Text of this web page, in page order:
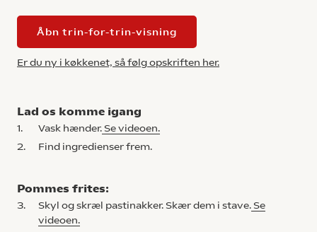
Åbn trin-for-trin-visning
Er du ny i køkkenet, så følg opskriften her.
Lad os komme igang
1. Vask hænder. Se videoen.
2.
Find ingredienser frem.
Pommes frites:
3. Skyl og skræl pastinakker. Skær dem i stave. Se
videoen.